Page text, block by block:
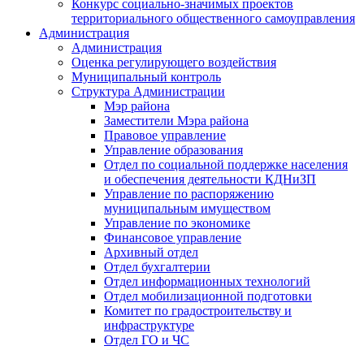
Конкурс социально-значимых проектов
территориального общественного самоуправления
Администрация
Администрация
Оценка регулирующего воздействия
Муниципальный контроль
Структура Администрации
Мэр района
Заместители Мэра района
Правовое управление
Управление образования
Отдел по социальной поддержке населения
и обеспечения деятельности КДНиЗП
Управление по распоряжению
муниципальным имуществом
Управление по экономике
Финансовое управление
Архивный отдел
Отдел бухгалтерии
Отдел информационных технологий
Отдел мобилизационной подготовки
Комитет по градостроительству и
инфраструктуре
Отдел ГО и ЧС